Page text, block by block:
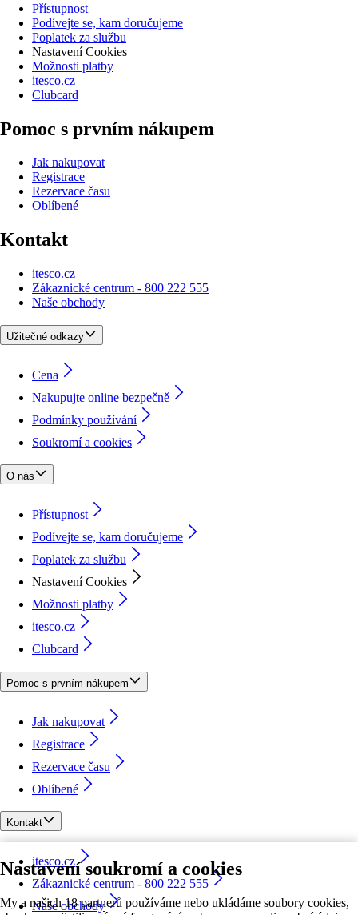
Nastavení soukromí a cookies
My a našich 18 partnerů používáme nebo ukládáme soubory cookies,
Přístupnost
Podívejte se, kam doručujeme
Poplatek za službu
Nastavení Cookies
Možnosti platby
itesco.cz
Clubcard
Pomoc s prvním nákupem
Jak nakupovat
Registrace
Rezervace času
Oblíbené
Kontakt
itesco.cz
Zákaznické centrum - 800 222 555
Naše obchody
Užitečné odkazy
Cena
Nakupujte online bezpečně
Podmínky používání
Soukromí a cookies
O nás
Přístupnost
Podívejte se, kam doručujeme
Poplatek za službu
Nastavení Cookies
Možnosti platby
itesco.cz
Clubcard
Pomoc s prvním nákupem
Jak nakupovat
Registrace
Rezervace času
Oblíbené
Kontakt
itesco.cz
Zákaznické centrum - 800 222 555
Naše obchody